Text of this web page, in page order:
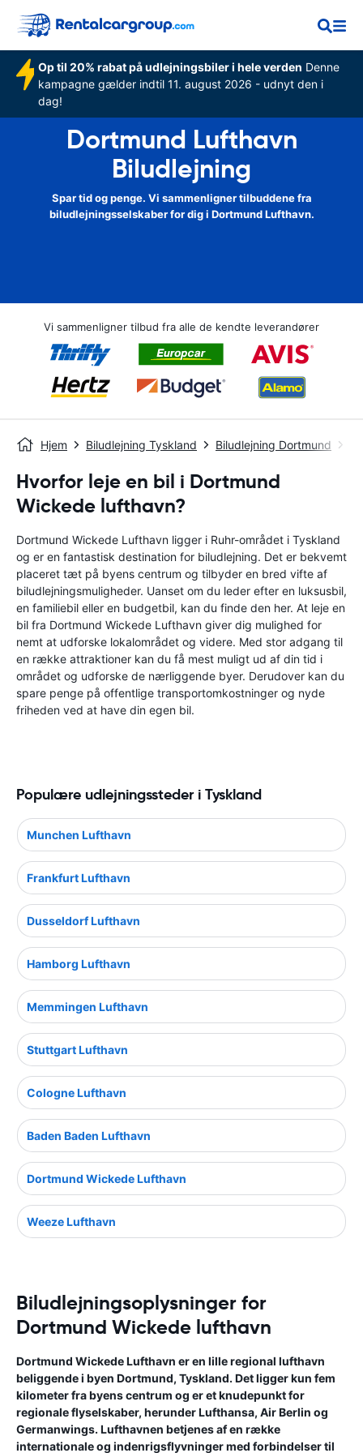
Op til 20% rabat på udlejningsbiler i hele verden Denne
kampagne gælder indtil 11. august 2026 - udnyt den i
dag!
Dortmund Lufthavn
Biludlejning
Spar tid og penge. Vi sammenligner tilbuddene fra
biludlejningsselskaber for dig i Dortmund Lufthavn.
Vi sammenligner tilbud fra alle de kendte leverandører
Hjem Biludlejning Tyskland Biludlejning Dortmund
Hvorfor leje en bil i Dortmund
Wickede lufthavn?
Dortmund Wickede Lufthavn ligger i Ruhr-området i Tyskland
og er en fantastisk destination for biludlejning. Det er bekvemt
placeret tæt på byens centrum og tilbyder en bred vifte af
biludlejningsmuligheder. Uanset om du leder efter en luksusbil,
en familiebil eller en budgetbil, kan du finde den her. At leje en
bil fra Dortmund Wickede Lufthavn giver dig mulighed for
nemt at udforske lokalområdet og videre. Med stor adgang til
en række attraktioner kan du få mest muligt ud af din tid i
området og udforske de nærliggende byer. Derudover kan du
spare penge på offentlige transportomkostninger og nyde
friheden ved at have din egen bil.
Populære udlejningssteder i Tyskland
Munchen Lufthavn
Frankfurt Lufthavn
Dusseldorf Lufthavn
Hamborg Lufthavn
Memmingen Lufthavn
Stuttgart Lufthavn
Cologne Lufthavn
Baden Baden Lufthavn
Dortmund Wickede Lufthavn
Weeze Lufthavn
Biludlejningsoplysninger for
Dortmund Wickede lufthavn
Dortmund Wickede Lufthavn er en lille regional lufthavn
beliggende i byen Dortmund, Tyskland. Det ligger kun fem
kilometer fra byens centrum og er et knudepunkt for
regionale flyselskaber, herunder Lufthansa, Air Berlin og
Germanwings. Lufthavnen betjenes af en række
internationale og indenrigsflyvninger med forbindelser til